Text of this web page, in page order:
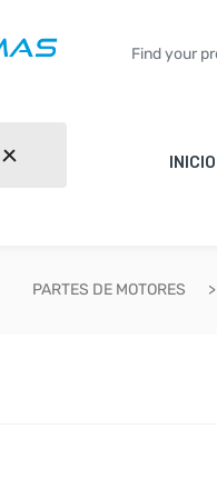
INICIO
PARTES DE MOTORES